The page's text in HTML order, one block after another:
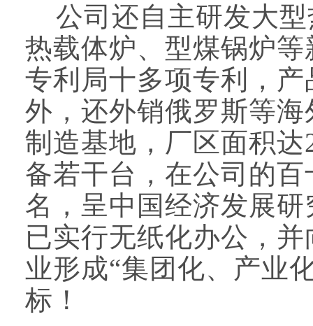
公司还自主研发大型
热载体炉、型煤锅炉
专利局十多项专利，
外，还外销俄罗斯等
制造基地，厂区面积
备若干台，在公司的
名，呈中国经济发展
已实行无纸化办公，
业形成“集团化、产业
标！